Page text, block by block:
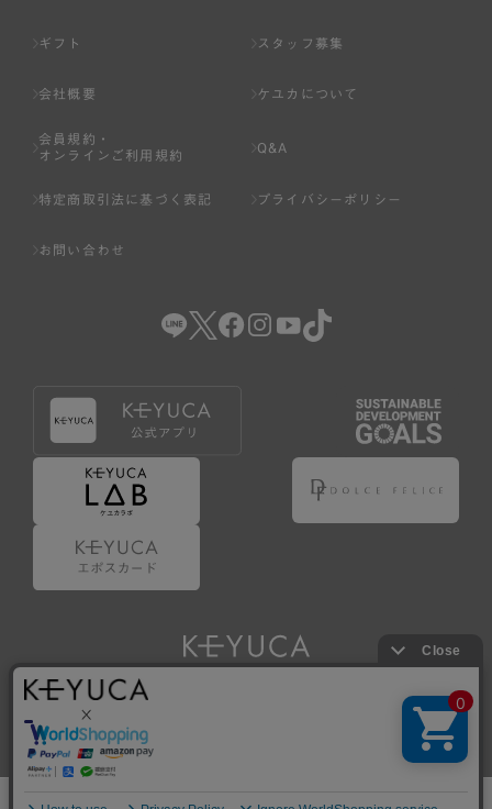
ギフト スタッフ募集
会社概要 ケユカについて
会員規約・
オンラインご利用規約
Q&A
特定商取引法に基づく表記 プライバシーポリシー
お問い合わせ
Copyright © KAWAJUN Co., Ltd. All Rights Reserved.